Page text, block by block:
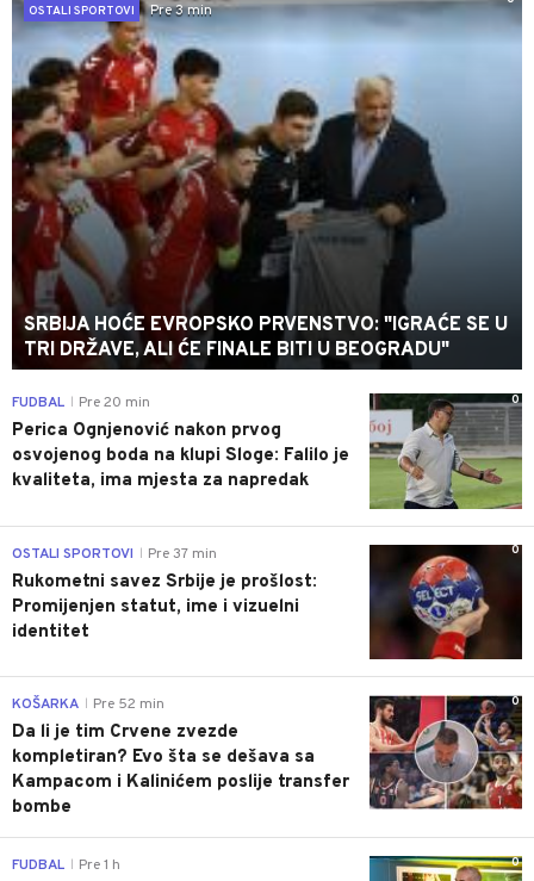
OSTALI SPORTOVI
Pre 3 min
SRBIJA HOĆE EVROPSKO PRVENSTVO: "IGRAĆE SE U
TRI DRŽAVE, ALI ĆE FINALE BITI U BEOGRADU"
0
FUDBAL Pre 20 min
Perica Ognjenović nakon prvog
osvojenog boda na klupi Sloge: Falilo je
kvaliteta, ima mjesta za napredak
0
OSTALI SPORTOVI Pre 37 min
Rukometni savez Srbije je prošlost:
Promijenjen statut, ime i vizuelni
identitet
0
KOŠARKA Pre 52 min
Da li je tim Crvene zvezde
kompletiran? Evo šta se dešava sa
Kampacom i Kalinićem poslije transfer
bombe
0
FUDBAL Pre 1 h